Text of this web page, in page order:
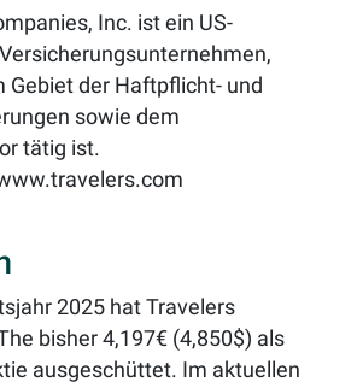
Inc. ist ein US-
Gebiet der Haftpflicht- und
sowie dem
tätig ist.
2025 hat Travelers
bisher 4,197€ (4,850$) als
ausgeschüttet. Im aktuellen